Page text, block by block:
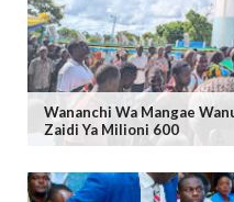
Wananchi Wa Mangae
Zaidi Ya Milioni 600